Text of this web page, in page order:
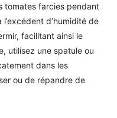
tomates farcies pendant
d’humidité de
facilitant ainsi le
utilisez une spatule ou
dans les
ou de répandre de